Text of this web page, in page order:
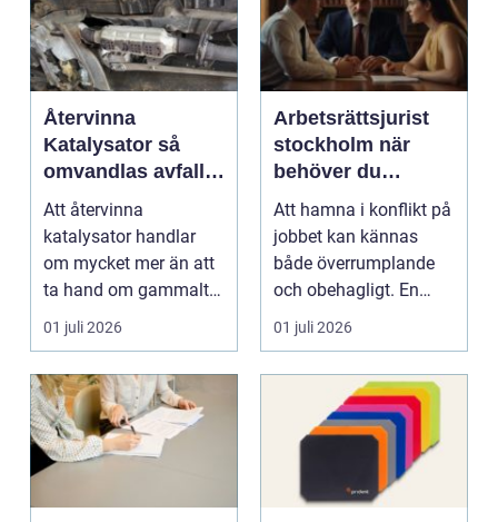
Återvinna
Katalysator så
omvandlas avfall
till värdefulla
resurser
Att återvinna
katalysator handlar
om mycket mer än att
ta hand om gammalt
skrot. I varje
01 juli 2026
Arbetsrättsjurist
stockholm när
behöver du
professionell hjälp
i arbetslivet?
Att hamna i konflikt på
jobbet kan kännas
både överrumplande
och obehagligt. En
anställning påverkar...
01 juli 2026